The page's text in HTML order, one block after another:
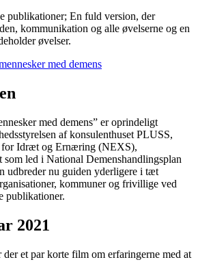
publikationer; En fuld version, der
kommunikation og alle øvelserne og en
øvelser.
med demens
med demens” er oprindeligt
af konsulenthuset PLUSS,
Idræt og Ernæring (NEXS),
led i National Demenshandlingsplan
udbreder nu guiden yderligere i tæt
kommuner og frivillige ved
publikationer.
2021
et par korte film om erfaringerne med at